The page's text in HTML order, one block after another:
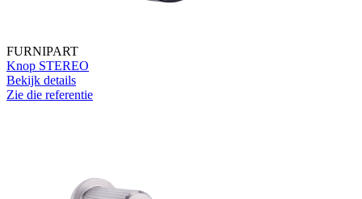
FURNIPART
Knop STEREO
Bekijk details
Zie die referentie